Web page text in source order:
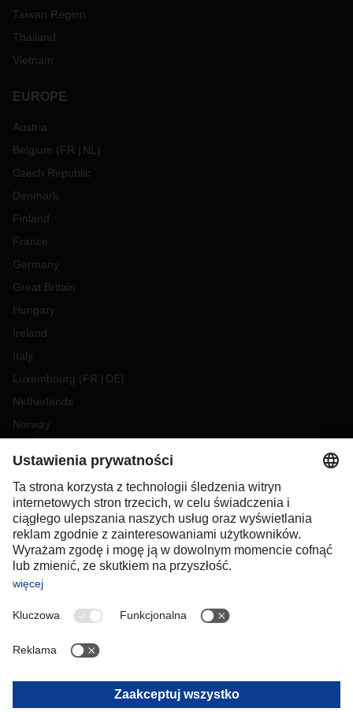
Taiwan Region
Thailand
Vietnam
EUROPE
Austria
Belgium (FR NL )
Czech Republic
Denmark
Finland
France
Germany
Great Britain
Hungary
Ireland
Italy
Luxembourg (FR DE)
Netherlands
Norway
Romania
Slovakia
Spain
Sweden
Switzerland
OCEANIA